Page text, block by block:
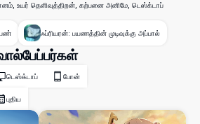
உயர் தெளிவுத்திறன், கற்பனை அனிமே, டெஸ்க்டாப்
ஃப்ரியரன்: பயணத்தின் முடிவுக்கு அப்பால்
டெஸ்க்டாப் போன்
புதிய